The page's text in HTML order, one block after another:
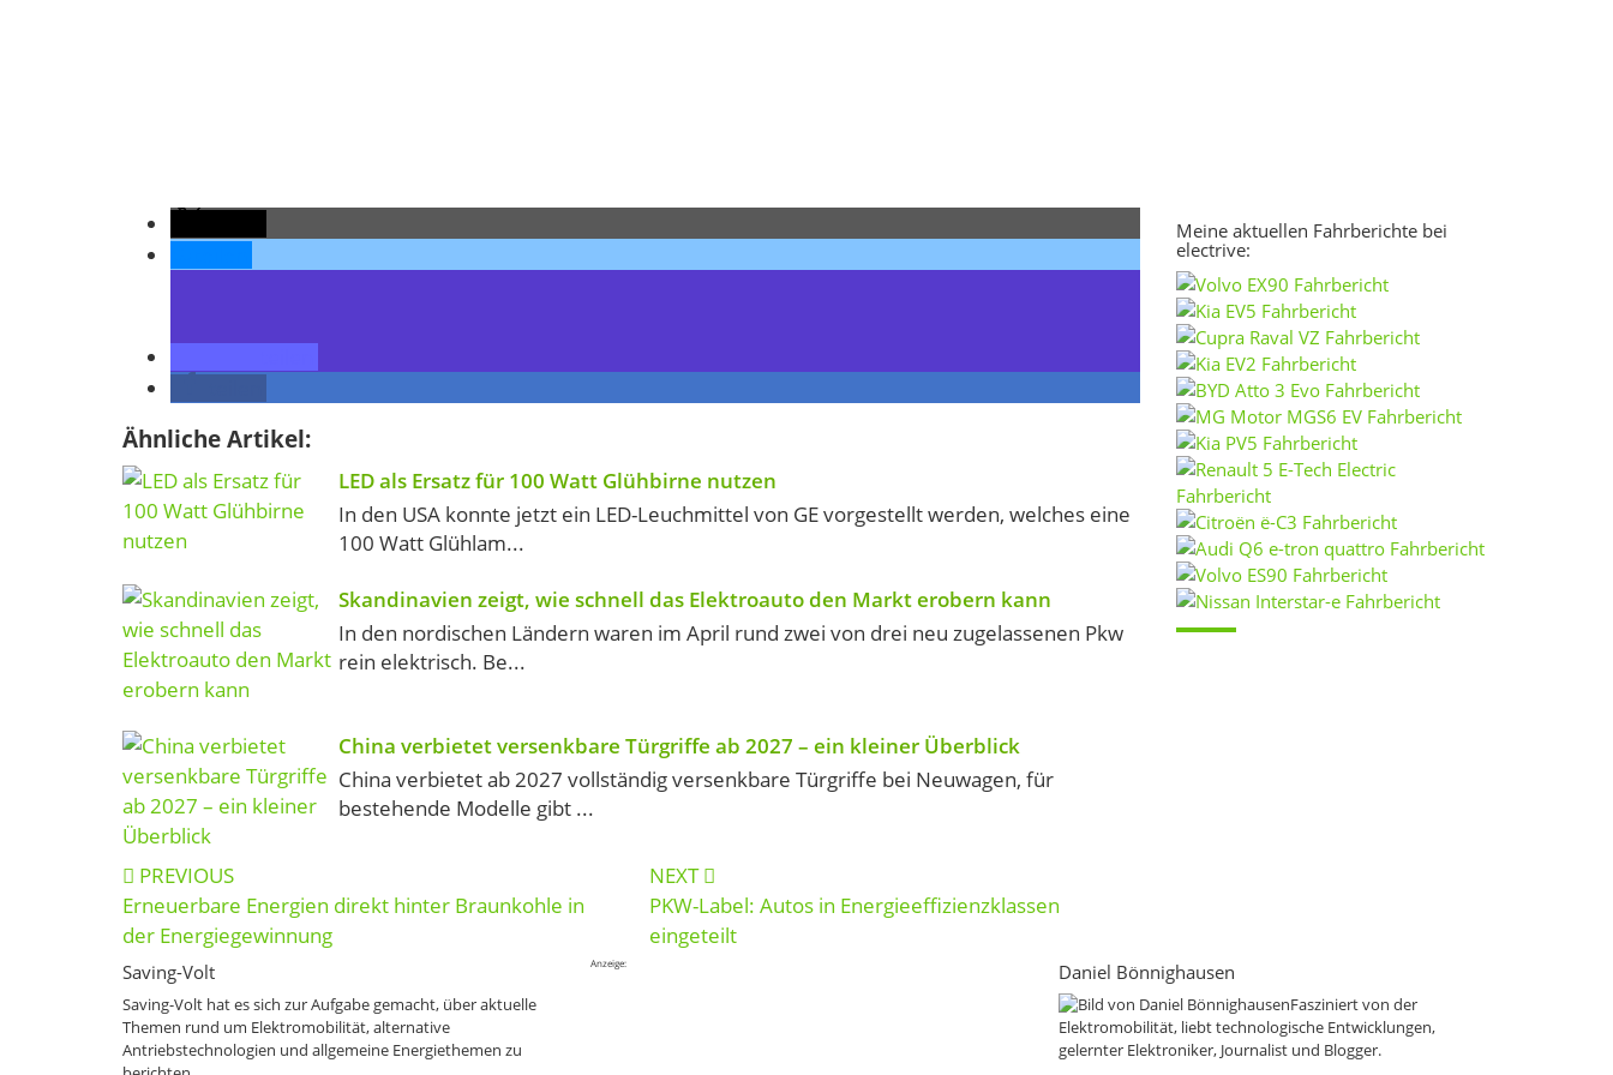
Ähnliche Artikel:
LED als Ersatz für 100 Watt Glühbirne nutzen
In den USA konnte jetzt ein LED-Leuchmittel von GE vorgestellt werden, welches eine
100 Watt Glühlam...
Skandinavien zeigt, wie schnell das Elektroauto den Markt erobern kann
In den nordischen Ländern waren im April rund zwei von drei neu zugelassenen Pkw
rein elektrisch. Be...
China verbietet versenkbare Türgriffe ab 2027 – ein kleiner Überblick
China verbietet ab 2027 vollständig versenkbare Türgriffe bei Neuwagen, für
bestehende Modelle gibt ...
Post
navigation
PREVIOUS
Erneuerbare Energien direkt hinter Braunkohle in
der Energiegewinnung
NEXT
PKW-Label: Autos in Energieeffizienzklassen
eingeteilt
Meine aktuellen Fahrberichte bei
electrive:
Saving-Volt
Saving-Volt hat es sich zur Aufgabe gemacht, über aktuelle
Themen rund um Elektromobilität, alternative
Antriebstechnologien und allgemeine Energiethemen zu
Anzeige: Daniel Bönnighausen
Fasziniert von der
Elektromobilität, liebt technologische Entwicklungen,
gelernter Elektroniker, Journalist und Blogger.